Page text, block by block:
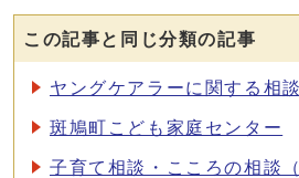
この記事と同じ分類の記事
ヤングケアラーに関する相談
斑鳩町こども家庭センター
子育て相談・こころの相談（